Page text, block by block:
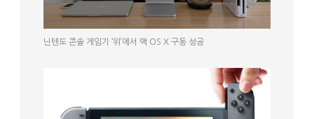
닌텐도 콘솔 게임기 ‘위’에서 맥 OS X 구동 성공